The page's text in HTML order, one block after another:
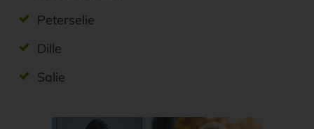
Peterselie
Dille
Salie